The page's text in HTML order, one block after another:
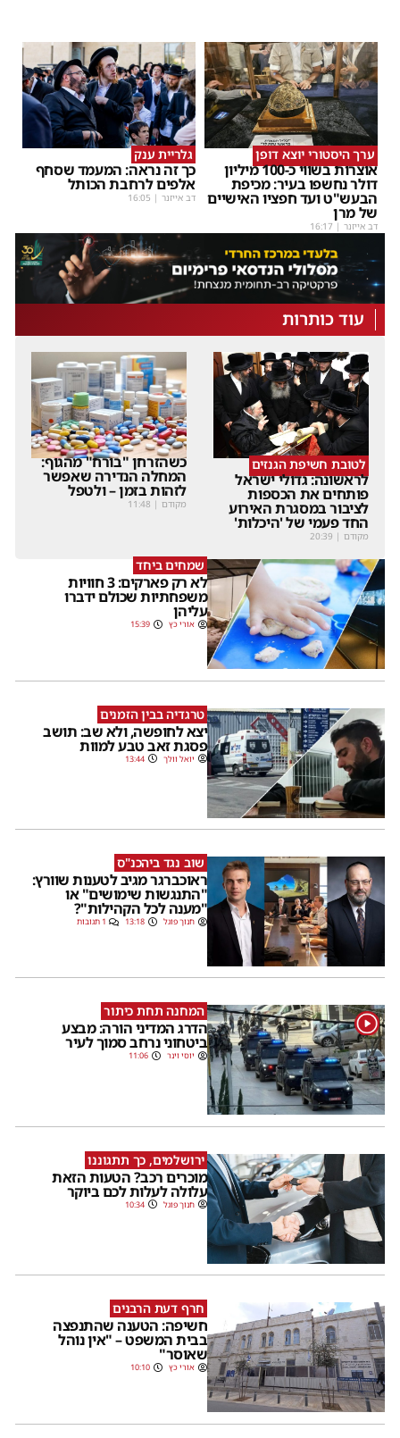
ערך היסטורי יוצא דופן
אוצרות בשווי כ-100 מיליון
דולר נחשפו בעיר: מכיפת
הבעש"ט ועד חפציו האישיים
של מרן
דב אייזנר |
16:17
גלריית ענק
כך זה נראה: המעמד שסחף
אלפים לרחבת הכותל
דב אייזנר |
16:05
עוד כותרות
לטובת חשיפת הגנזים
לראשונה: גדולי ישראל
פותחים את הכספות
לציבור במסגרת האירוע
החד פעמי של 'היכלות'
מקודם |
20:39
כשהזרחן "בורח" מהגוף:
המחלה הנדירה שאפשר
לזהות בזמן – ולטפל
מקודם |
11:48
שמחים ביחד
לא רק פארקים: 3 חוויות
משפחתיות שכולם ידברו
עליהן
אורי כץ 15:39
טרגדיה בבין הזמנים
יצא לחופשה, ולא שב: תושב
פסגת זאב טבע למוות
יואל וולך 13:44
שוב נגד ביהכנ"ס
ראוכברגר מגיב לטענות שוורץ:
"התנגשות שימושים" או
"מענה לכל הקהילות"?
חנוך פוגל 13:18 1 תגובות
1 המחנה תחת כיתור
הדרג המדיני הורה: מבצע
ביטחוני נרחב סמוך לעיר
יוסי וינר 11:06
ירושלמים, כך תתגוננו
מוכרים רכב? הטעות הזאת
עלולה לעלות לכם ביוקר
חנוך פוגל 10:34
חרף דעת הרבנים
חשיפה: הטענה שהתנפצה
בבית המשפט – "אין נוהל
שאוסר"
אורי כץ 10:10